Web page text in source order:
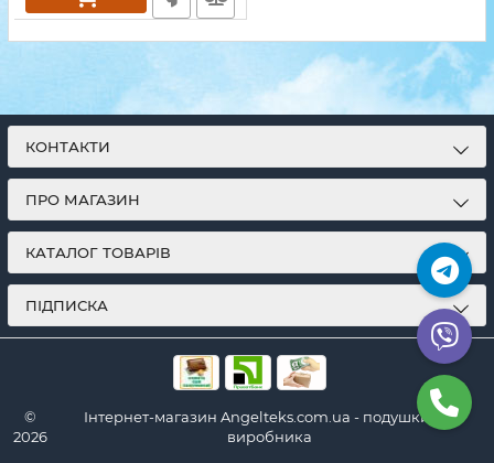
КОНТАКТИ
ПРО МАГАЗИН
КАТАЛОГ ТОВАРІВ
ПІДПИСКА
©
2026
Інтернет-магазин Angelteks.com.ua - подушки від
виробника